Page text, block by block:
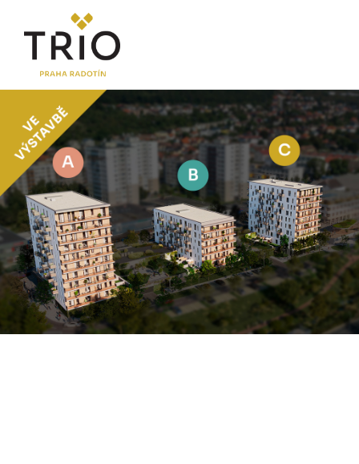
O PROJEKTU
Proč TRIO Radotín
FAQ sekce
Novinky
Postup koupě a financování
LOKALITA
CENÍK
Byty